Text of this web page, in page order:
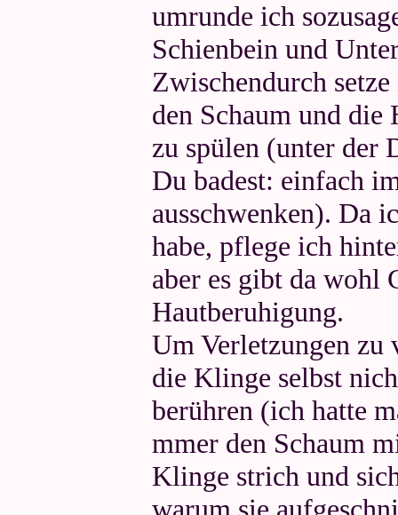
umrunde ich
Schienbein und
Zwischendurch
den Schaum und
zu spülen (unter der
Du badest: einfach
ausschwenken). Da
habe, pflege ich
aber es gibt da wohl
Hautberuhigung.
Um Verletzungen zu
die Klinge selbst
berühren (ich hatte
mmer den Schaum
Klinge strich und